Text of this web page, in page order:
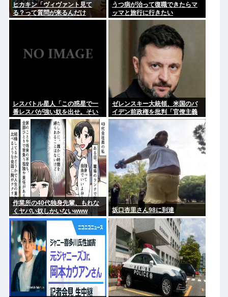
ヒカキン「ヴィヴァント見て
る？って質問が来るんだけ
ど…」 ネット民「プークスクス
うつ病が治って復職できたらマ
ッマと旅行に行きたい
レスバトル星人「この惑星で一
番レスバが強い奴を出せ。そい
つが負けたら滅ぼす」 誰を出
す？
ゼレンスキー大統領、米国のバ
イデン前政権を批判「官僚主義
だった」
作業所の40代独身先輩、もれな
くヤバい奴しかいないwww
坂口杏里さん98に到達